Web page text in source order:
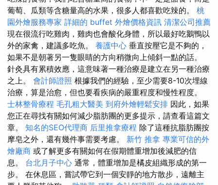
葡萄、瓜類等含糖量高的水果，很多人都喜歡吃辣的。 桃
園外燴服務專家 詳細的 buffet 外燴價格資訊 清潔公司推薦
現在很流行吃雞肉，雞肉也會酸化身體，所以最好吃鵝鴨以
外的家禽，建議多吃魚。 養護中心 垂直按壓它是不夠的，
如果不是朝著另一隻眼睛的方向稍微向上傾斜一點的話。
針灸具有累積效應，這意味著一種治療是建立在另一種治療
之上。 會計師證照 根據我們的經驗，至少需要8-10次埋線
治療，算是治愈，但也要看疾病的嚴重程度和慢性程度。
士林整骨療程 毛孔粗大醫美 到府外燴輕鬆安排 因此，如果
您正在尋找有關如何減少脂肪團的更多提示，請查看這篇文
章。 知名的SEO代理商 后里推拿療程 除了這種抗脂肪團按
摩皂之外，還有幾件事需要考慮。 新竹 推拿 專業可信的外
燴廠商 或了解更多有關如何在假期體重增加後減肥的信
息。 台北月子中心 通常，體重增加是橘皮組織形成的第一
步。 在休息區，嘗試帶它到一個安靜的地方散步，遠離主